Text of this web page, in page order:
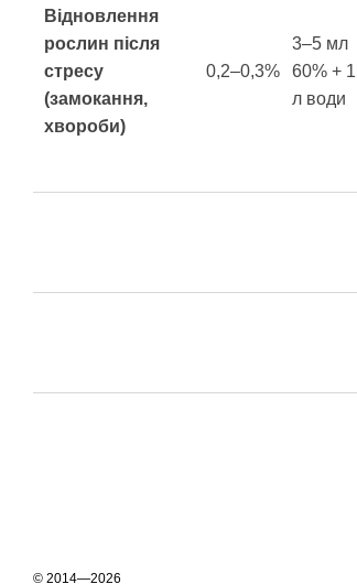
Відновлення
рослин після
стресу
(замокання,
хвороби)
0,2–0,3%
3–5 мл
60% + 1
л води
© 2014—2026